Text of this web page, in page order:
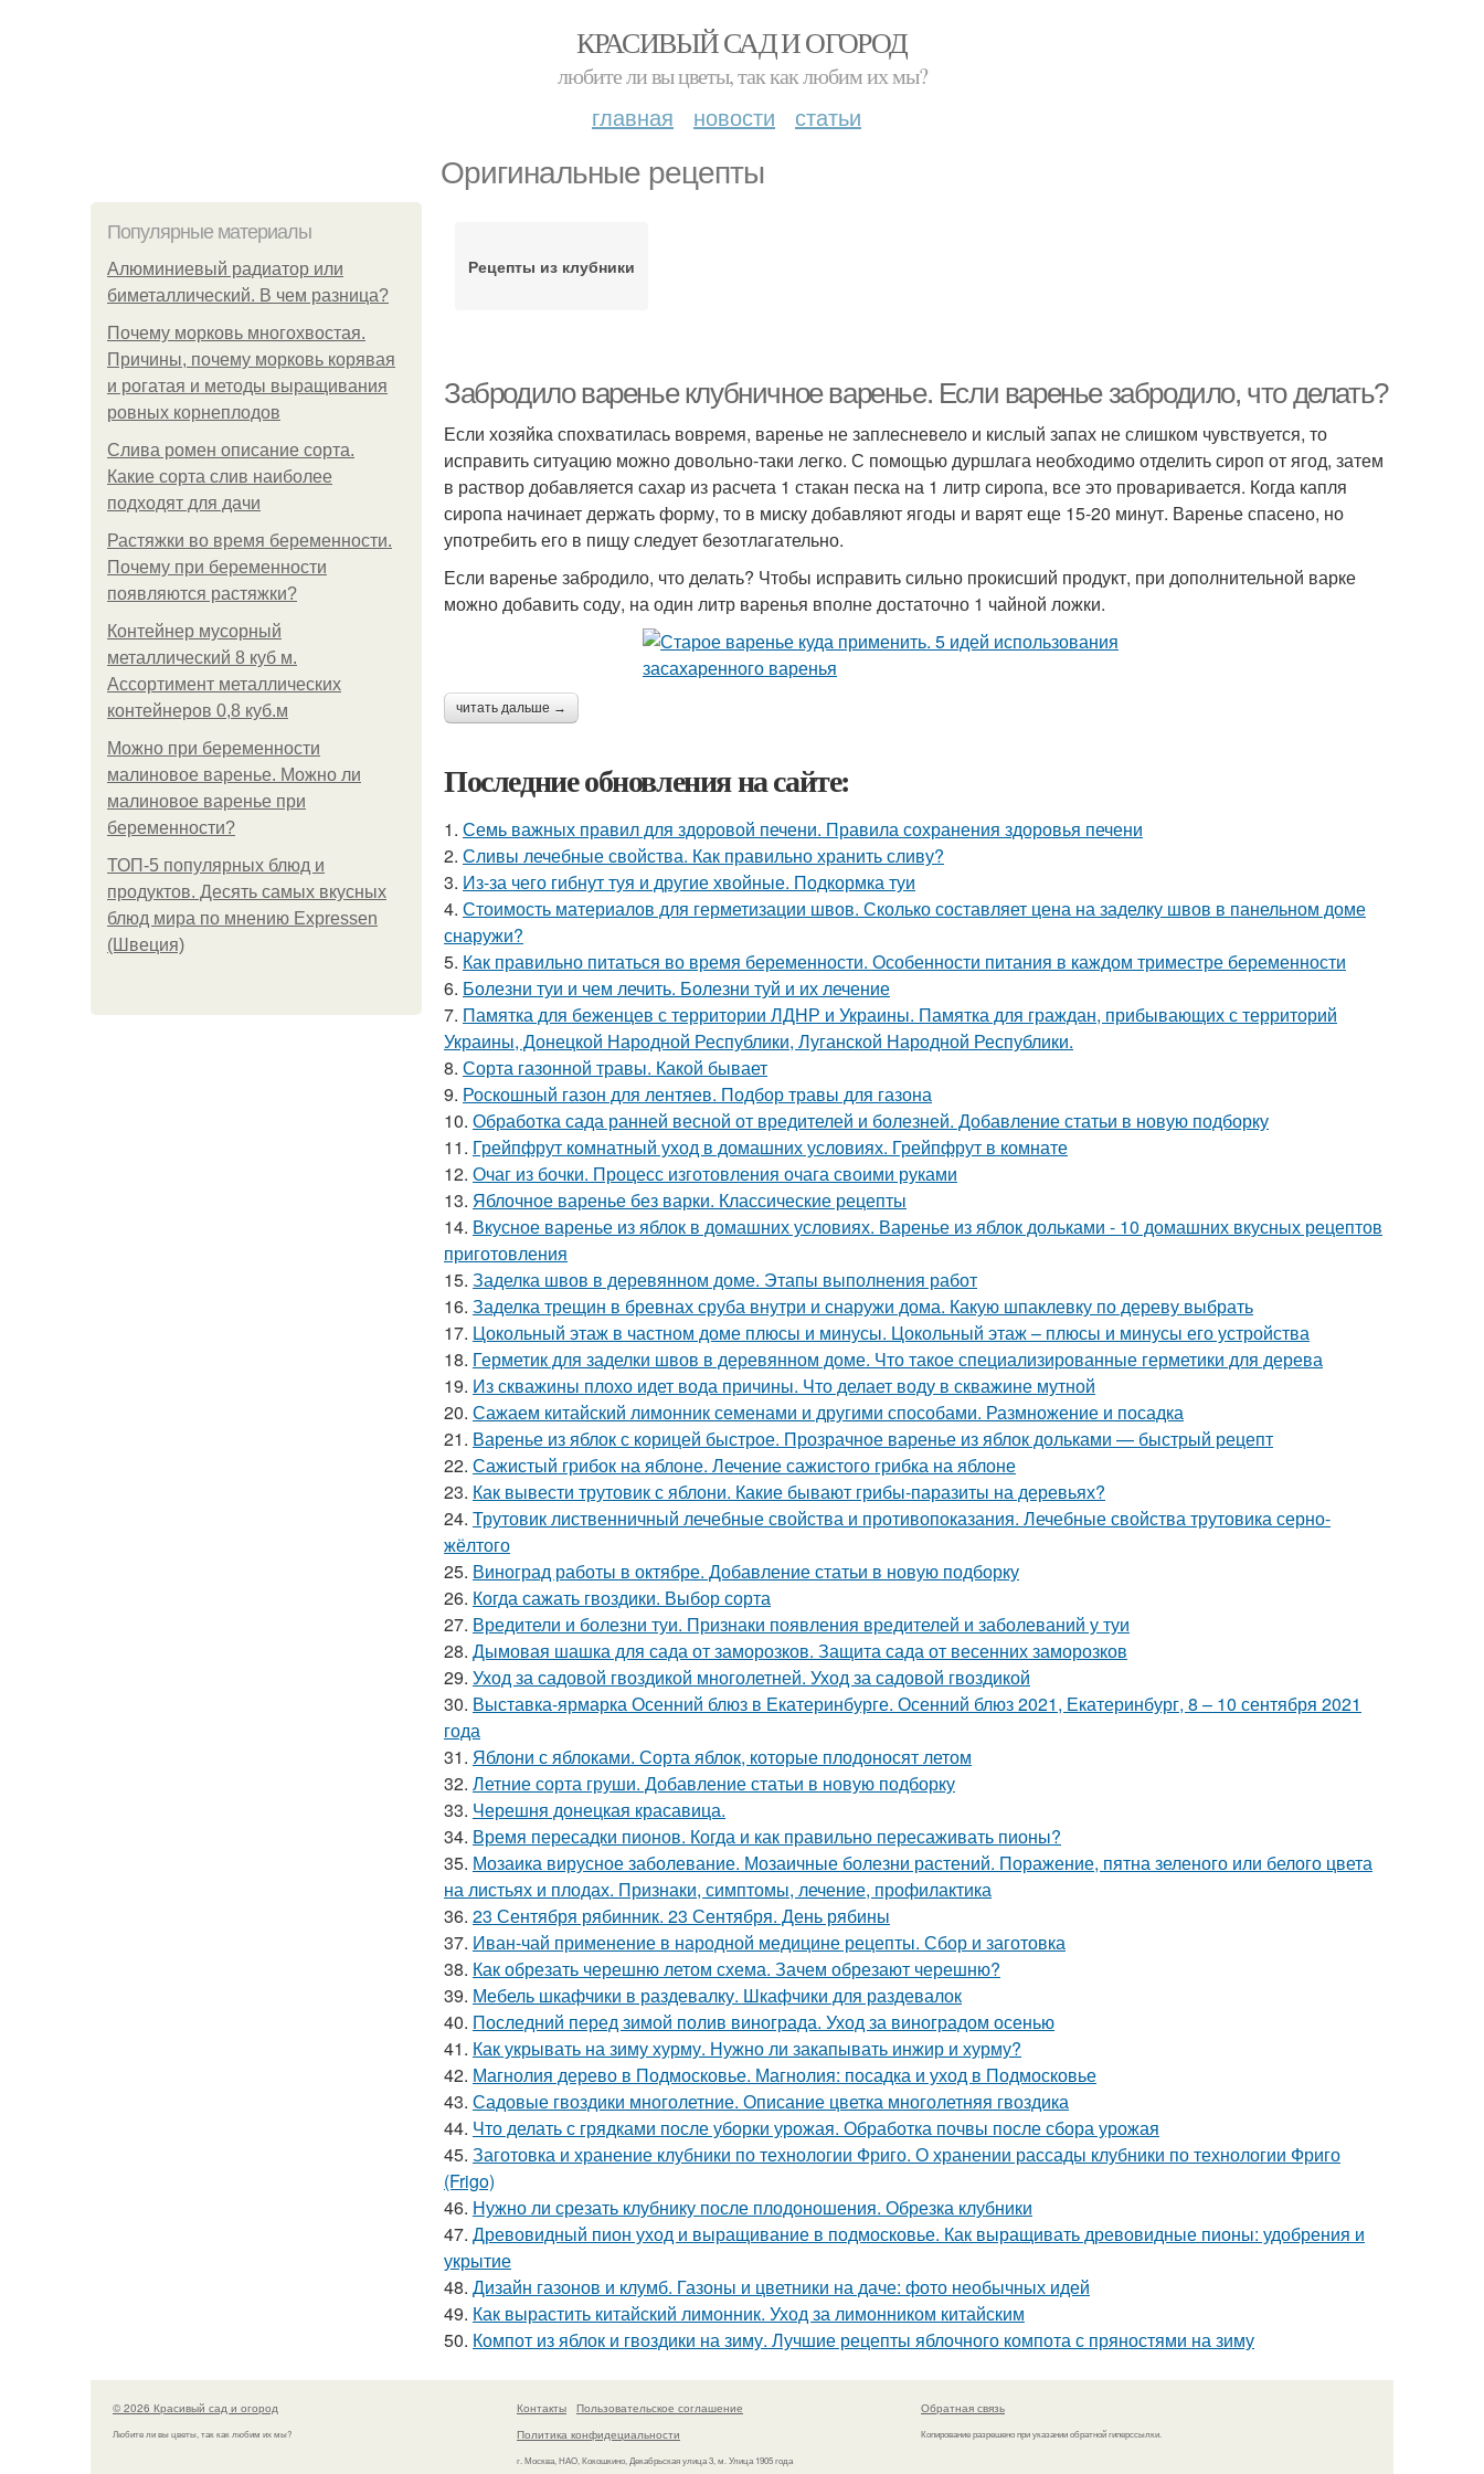
КРАСИВЫЙ САД И ОГОРОД
любите ли вы цветы, так как любим их мы?
главная новости статьи
Оригинальные рецепты
Популярные материалы
Алюминиевый радиатор или
биметаллический. В чем разница?
Почему морковь многохвостая.
Причины, почему морковь корявая
и рогатая и методы выращивания
ровных корнеплодов
Слива ромен описание сорта.
Какие сорта слив наиболее
подходят для дачи
Растяжки во время беременности.
Почему при беременности
появляются растяжки?
Контейнер мусорный
металлический 8 куб м.
Ассортимент металлических
контейнеров 0,8 куб.м
Можно при беременности
малиновое варенье. Можно ли
малиновое варенье при
беременности?
ТОП-5 популярных блюд и
продуктов. Десять самых вкусных
блюд мира по мнению Expressen
(Швеция)
Рецепты из клубники
Забродило варенье клубничное варенье. Если варенье забродило, что делать?
Если хозяйка спохватилась вовремя, варенье не заплесневело и кислый запах не слишком чувствуется, то
исправить ситуацию можно довольно-таки легко. С помощью дуршлага необходимо отделить сироп от ягод, затем
в раствор добавляется сахар из расчета 1 стакан песка на 1 литр сиропа, все это проваривается. Когда капля
сиропа начинает держать форму, то в миску добавляют ягоды и варят еще 15-20 минут. Варенье спасено, но
употребить его в пищу следует безотлагательно.
Если варенье забродило, что делать? Чтобы исправить сильно прокисший продукт, при дополнительной варке
можно добавить соду, на один литр варенья вполне достаточно 1 чайной ложки.
читать дальше →
Последние обновления на сайте:
1. Семь важных правил для здоровой печени. Правила сохранения здоровья печени
2. Сливы лечебные свойства. Как правильно хранить сливу?
3. Из-за чего гибнут туя и другие хвойные. Подкормка туи
4. Стоимость материалов для герметизации швов. Сколько составляет цена на заделку швов в панельном доме
снаружи?
5. Как правильно питаться во время беременности. Особенности питания в каждом триместре беременности
6. Болезни туи и чем лечить. Болезни туй и их лечение
7. Памятка для беженцев с территории ЛДНР и Украины. Памятка для граждан, прибывающих с территорий
Украины, Донецкой Народной Республики, Луганской Народной Республики.
8. Сорта газонной травы. Какой бывает
9. Роскошный газон для лентяев. Подбор травы для газона
10. Обработка сада ранней весной от вредителей и болезней. Добавление статьи в новую подборку
11. Грейпфрут комнатный уход в домашних условиях. Грейпфрут в комнате
12. Очаг из бочки. Процесс изготовления очага своими руками
13. Яблочное варенье без варки. Классические рецепты
14. Вкусное варенье из яблок в домашних условиях. Варенье из яблок дольками - 10 домашних вкусных рецептов
приготовления
15. Заделка швов в деревянном доме. Этапы выполнения работ
16. Заделка трещин в бревнах сруба внутри и снаружи дома. Какую шпаклевку по дереву выбрать
17. Цокольный этаж в частном доме плюсы и минусы. Цокольный этаж – плюсы и минусы его устройства
18. Герметик для заделки швов в деревянном доме. Что такое специализированные герметики для дерева
19. Из скважины плохо идет вода причины. Что делает воду в скважине мутной
20. Сажаем китайский лимонник семенами и другими способами. Размножение и посадка
21. Варенье из яблок с корицей быстрое. Прозрачное варенье из яблок дольками — быстрый рецепт
22. Сажистый грибок на яблоне. Лечение сажистого грибка на яблоне
23. Как вывести трутовик с яблони. Какие бывают грибы-паразиты на деревьях?
24. Трутовик лиственничный лечебные свойства и противопоказания. Лечебные свойства трутовика серно-
жёлтого
25. Виноград работы в октябре. Добавление статьи в новую подборку
26. Когда сажать гвоздики. Выбор сорта
27. Вредители и болезни туи. Признаки появления вредителей и заболеваний у туи
28. Дымовая шашка для сада от заморозков. Защита сада от весенних заморозков
29. Уход за садовой гвоздикой многолетней. Уход за садовой гвоздикой
30. Выставка-ярмарка Осенний блюз в Екатеринбурге. Осенний блюз 2021, Екатеринбург, 8 – 10 сентября 2021
года
31. Яблони с яблоками. Сорта яблок, которые плодоносят летом
32. Летние сорта груши. Добавление статьи в новую подборку
33. Черешня донецкая красавица.
34. Время пересадки пионов. Когда и как правильно пересаживать пионы?
35. Мозаика вирусное заболевание. Мозаичные болезни растений. Поражение, пятна зеленого или белого цвета
на листьях и плодах. Признаки, симптомы, лечение, профилактика
36. 23 Сентября рябинник. 23 Сентября. День рябины
37. Иван-чай применение в народной медицине рецепты. Сбор и заготовка
38. Как обрезать черешню летом схема. Зачем обрезают черешню?
39. Мебель шкафчики в раздевалку. Шкафчики для раздевалок
40. Последний перед зимой полив винограда. Уход за виноградом осенью
41. Как укрывать на зиму хурму. Нужно ли закапывать инжир и хурму?
42. Магнолия дерево в Подмосковье. Магнолия: посадка и уход в Подмосковье
43. Садовые гвоздики многолетние. Описание цветка многолетняя гвоздика
44. Что делать с грядками после уборки урожая. Обработка почвы после сбора урожая
45. Заготовка и хранение клубники по технологии Фриго. О хранении рассады клубники по технологии Фриго
(Frigo)
46. Нужно ли срезать клубнику после плодоношения. Обрезка клубники
47. Древовидный пион уход и выращивание в подмосковье. Как выращивать древовидные пионы: удобрения и
укрытие
48. Дизайн газонов и клумб. Газоны и цветники на даче: фото необычных идей
49. Как вырастить китайский лимонник. Уход за лимонником китайским
50. Компот из яблок и гвоздики на зиму. Лучшие рецепты яблочного компота с пряностями на зиму
© 2026 Красивый сад и огород
Любите ли вы цветы, так как любим их мы?
Контакты
Пользовательское соглашение
Политика конфидециальности
г. Москва, НАО, Кокошкино, Декабрьская улица 3, м. Улица 1905 года
Обратная связь
Копирование разрешено при указании обратной гиперссылки.